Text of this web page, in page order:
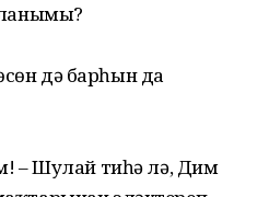
дә барһын да
– Шулай тиһә лә, Дим